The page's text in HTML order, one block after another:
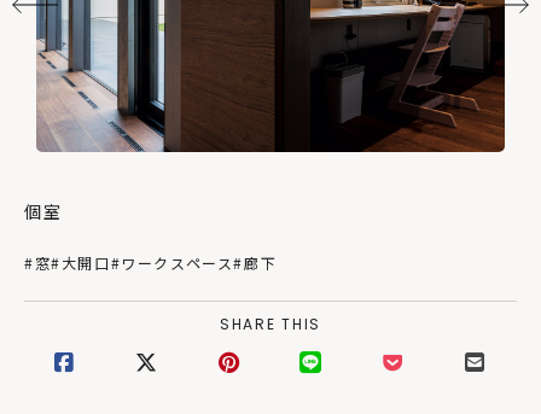
個室
#窓#大開口#ワークスペース#廊下
SHARE THIS